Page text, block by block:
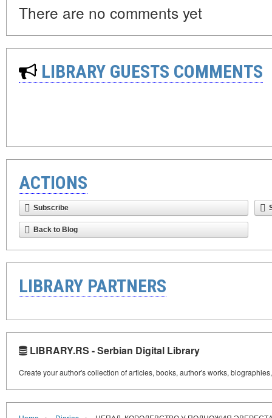
There are no comments yet
LIBRARY GUESTS COMMENTS
ACTIONS
Subscribe
Back to Blog
LIBRARY PARTNERS
LIBRARY.RS - Serbian Digital Library
Create your author's collection of articles, books, author's works,